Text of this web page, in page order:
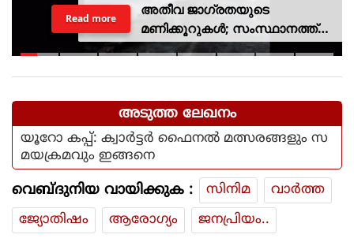
അതീവ ജാഗ്രതയുടെ
മണിക്കൂറുകൾ; സംസ്ഥാനത്ത്
റെഡ് അലർട്ട്, ശക്തമായ
Read more
അടുത്ത ലേഖനം
യൂറോ കപ്പ്: ക്വാര്‍ട്ടര്‍ ഫൈനല്‍ മത്സരങ്ങളും സ
മയക്രമവും ഇങ്ങനെ
വെബ്ദുനിയ വായിക്കുക : സിനിമ
വാര്‍ത്ത
ജ്യോതിഷം
ആരോഗ്യം ജനപ്രിയം..